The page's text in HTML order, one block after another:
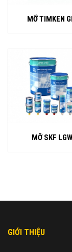
MỠ TIMKEN
MỠ SKF
GIỚI THIỆU